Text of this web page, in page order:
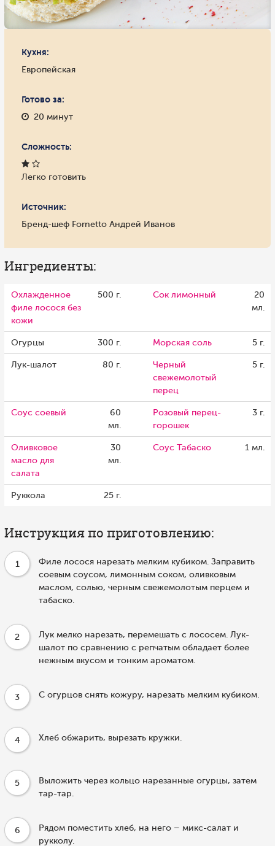
Кухня:
Европейская
Готово за:
20 минут
Сложность:
Легко готовить
Источник:
Бренд-шеф Fornetto Андрей Иванов
Ингредиенты:
Охлажденное
филе лосося без
кожи
500 г. Сок лимонный
20
мл.
Огурцы 300 г. Морская соль 5 г.
Лук-шалот 80 г.
Черный
свежемолотый
перец
5 г.
Соус соевый
60
мл.
Розовый перец-
горошек
3 г.
Оливковое
масло для
салата
30
мл.
Соус Табаско 1 мл.
Руккола 25 г.
Инструкция по приготовлению:
1
Филе лосося нарезать мелким кубиком. Заправить
соевым соусом, лимонным соком, оливковым
маслом, солью, черным свежемолотым перцем и
табаско.
2
Лук мелко нарезать, перемешать с лососем. Лук-
шалот по сравнению с репчатым обладает более
нежным вкусом и тонким ароматом.
3 С огурцов снять кожуру, нарезать мелким кубиком.
4 Хлеб обжарить, вырезать кружки.
5
Выложить через кольцо нарезанные огурцы, затем
тар-тар.
6
Рядом поместить хлеб, на него – микс-салат и
рукколу.